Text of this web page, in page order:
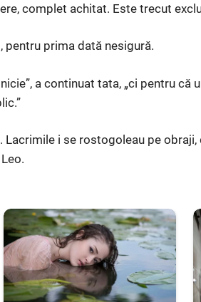
complet achitat. Este trecut
pentru prima dată nesigură.
a continuat tata, „ci pentru
i se rostogoleau pe obraji,